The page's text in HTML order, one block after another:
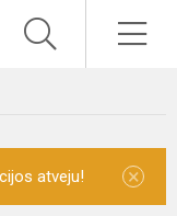
atveju! ×